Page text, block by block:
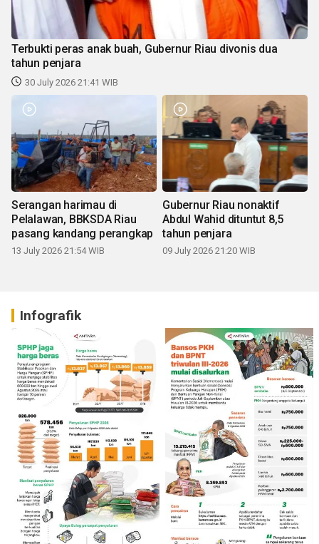
Terbukti peras anak buah, Gubernur Riau divonis dua
tahun penjara
30 July 2026 21:41 WIB
Serangan harimau di
Pelalawan, BBKSDA Riau
pasang kandang perangkap
13 July 2026 21:54 WIB
Gubernur Riau nonaktif
Abdul Wahid dituntut 8,5
tahun penjara
09 July 2026 21:20 WIB
Infografik